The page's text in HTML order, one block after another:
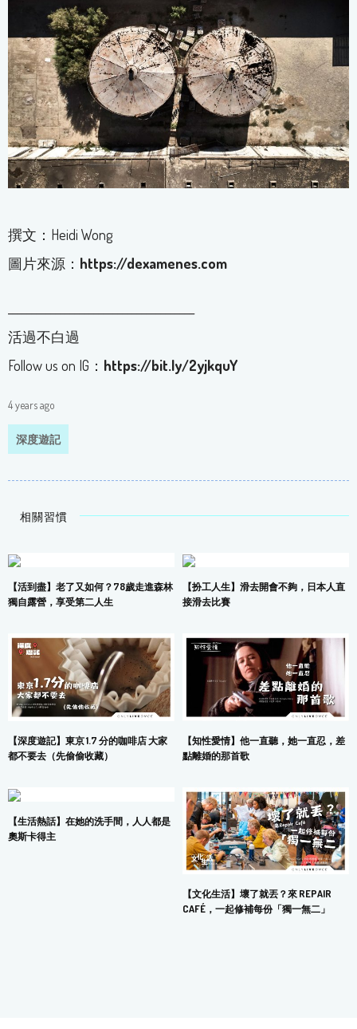
撰文：Heidi Wong
圖片來源： https://dexamenes.com
活過不白過
Follow us on IG： https://bit.ly/2yjkquY
4 years ago
深度遊記
相關習慣
【活到盡】老了又如何？78歲走進森林
獨自露營，享受第二人生
【扮工人生】滑去開會不夠，日本人直
接滑去比賽
【深度遊記】東京 1.7 分的咖啡店 大家
都不要去（先偷偷收藏）
【知性愛情】他一直聽，她一直忍，差
點離婚的那首歌
【生活熱話】在她的洗手間，人人都是
奧斯卡得主
【文化生活】壞了就丟？來 REPAIR
CAFÉ，一起修補每份「獨一無二」